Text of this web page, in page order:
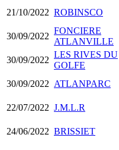
21/10/2022 ROBINSCO
30/09/2022
FONCIERE
ATLANVILLE
30/09/2022
LES RIVES DU
GOLFE
30/09/2022 ATLANPARC
22/07/2022 J.M.L.R
24/06/2022 BRISSIET